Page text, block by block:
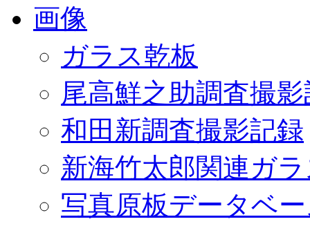
画像
ガラス乾板
尾高鮮之助調査撮
和田新調査撮影記録
新海竹太郎関連ガ
写真原板データベ